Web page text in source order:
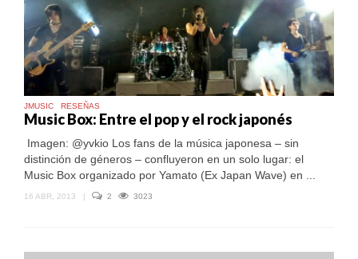
JMUSIC RESEÑAS
Music Box: Entre el pop y el rock japonés
Imagen: @yvkio Los fans de la música japonesa – sin
distinción de géneros – confluyeron en un solo lugar: el
Music Box organizado por Yamato (Ex Japan Wave) en ...
16 ABR, 2013 | 2 3023